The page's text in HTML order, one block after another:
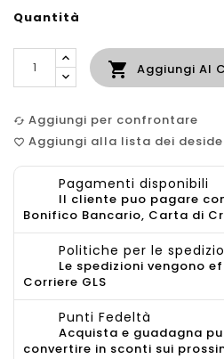
Quantità
 Aggiungi Al
cached Aggiungi per confrontare
favorite_border Aggiungi alla lista dei
Pagamenti disponibili
Il cliente puo pagare
Bonifico Bancario, Carta di
Politiche per le
Le spedizioni vengono
Corriere GLS
Punti Fedeltà
Acquista e guadagna
convertire in sconti sui